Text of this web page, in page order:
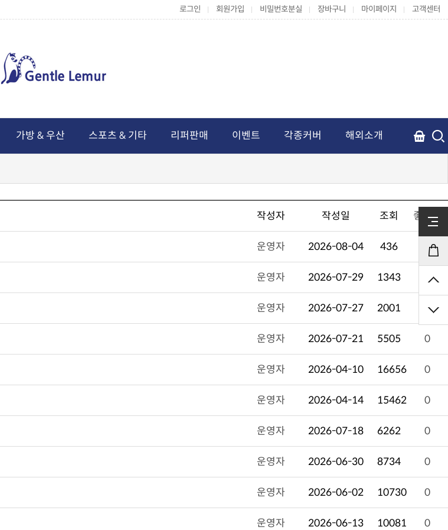
로그인 회원가입 비밀번호분실 장바구니 마이페이지 고객센터
가방 & 우산 스포츠 & 기타 리퍼판매 이벤트 각종커버 해외소개
작성자 작성일 조회 좋아요
운영자 2026-08-04 436 0
운영자 2026-07-29 1343 0
운영자 2026-07-27 2001 0
운영자 2026-07-21 5505 0
운영자 2026-04-10 16656 0
운영자 2026-04-14 15462 0
운영자 2026-07-18 6262 0
운영자 2026-06-30 8734 0
운영자 2026-06-02 10730 0
운영자 2026-06-13 10081 0